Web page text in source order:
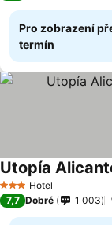
Pro zobrazení
termín
3 Počet hvězdiček
Hotel
Utopía
7,7 Dobré 1 003